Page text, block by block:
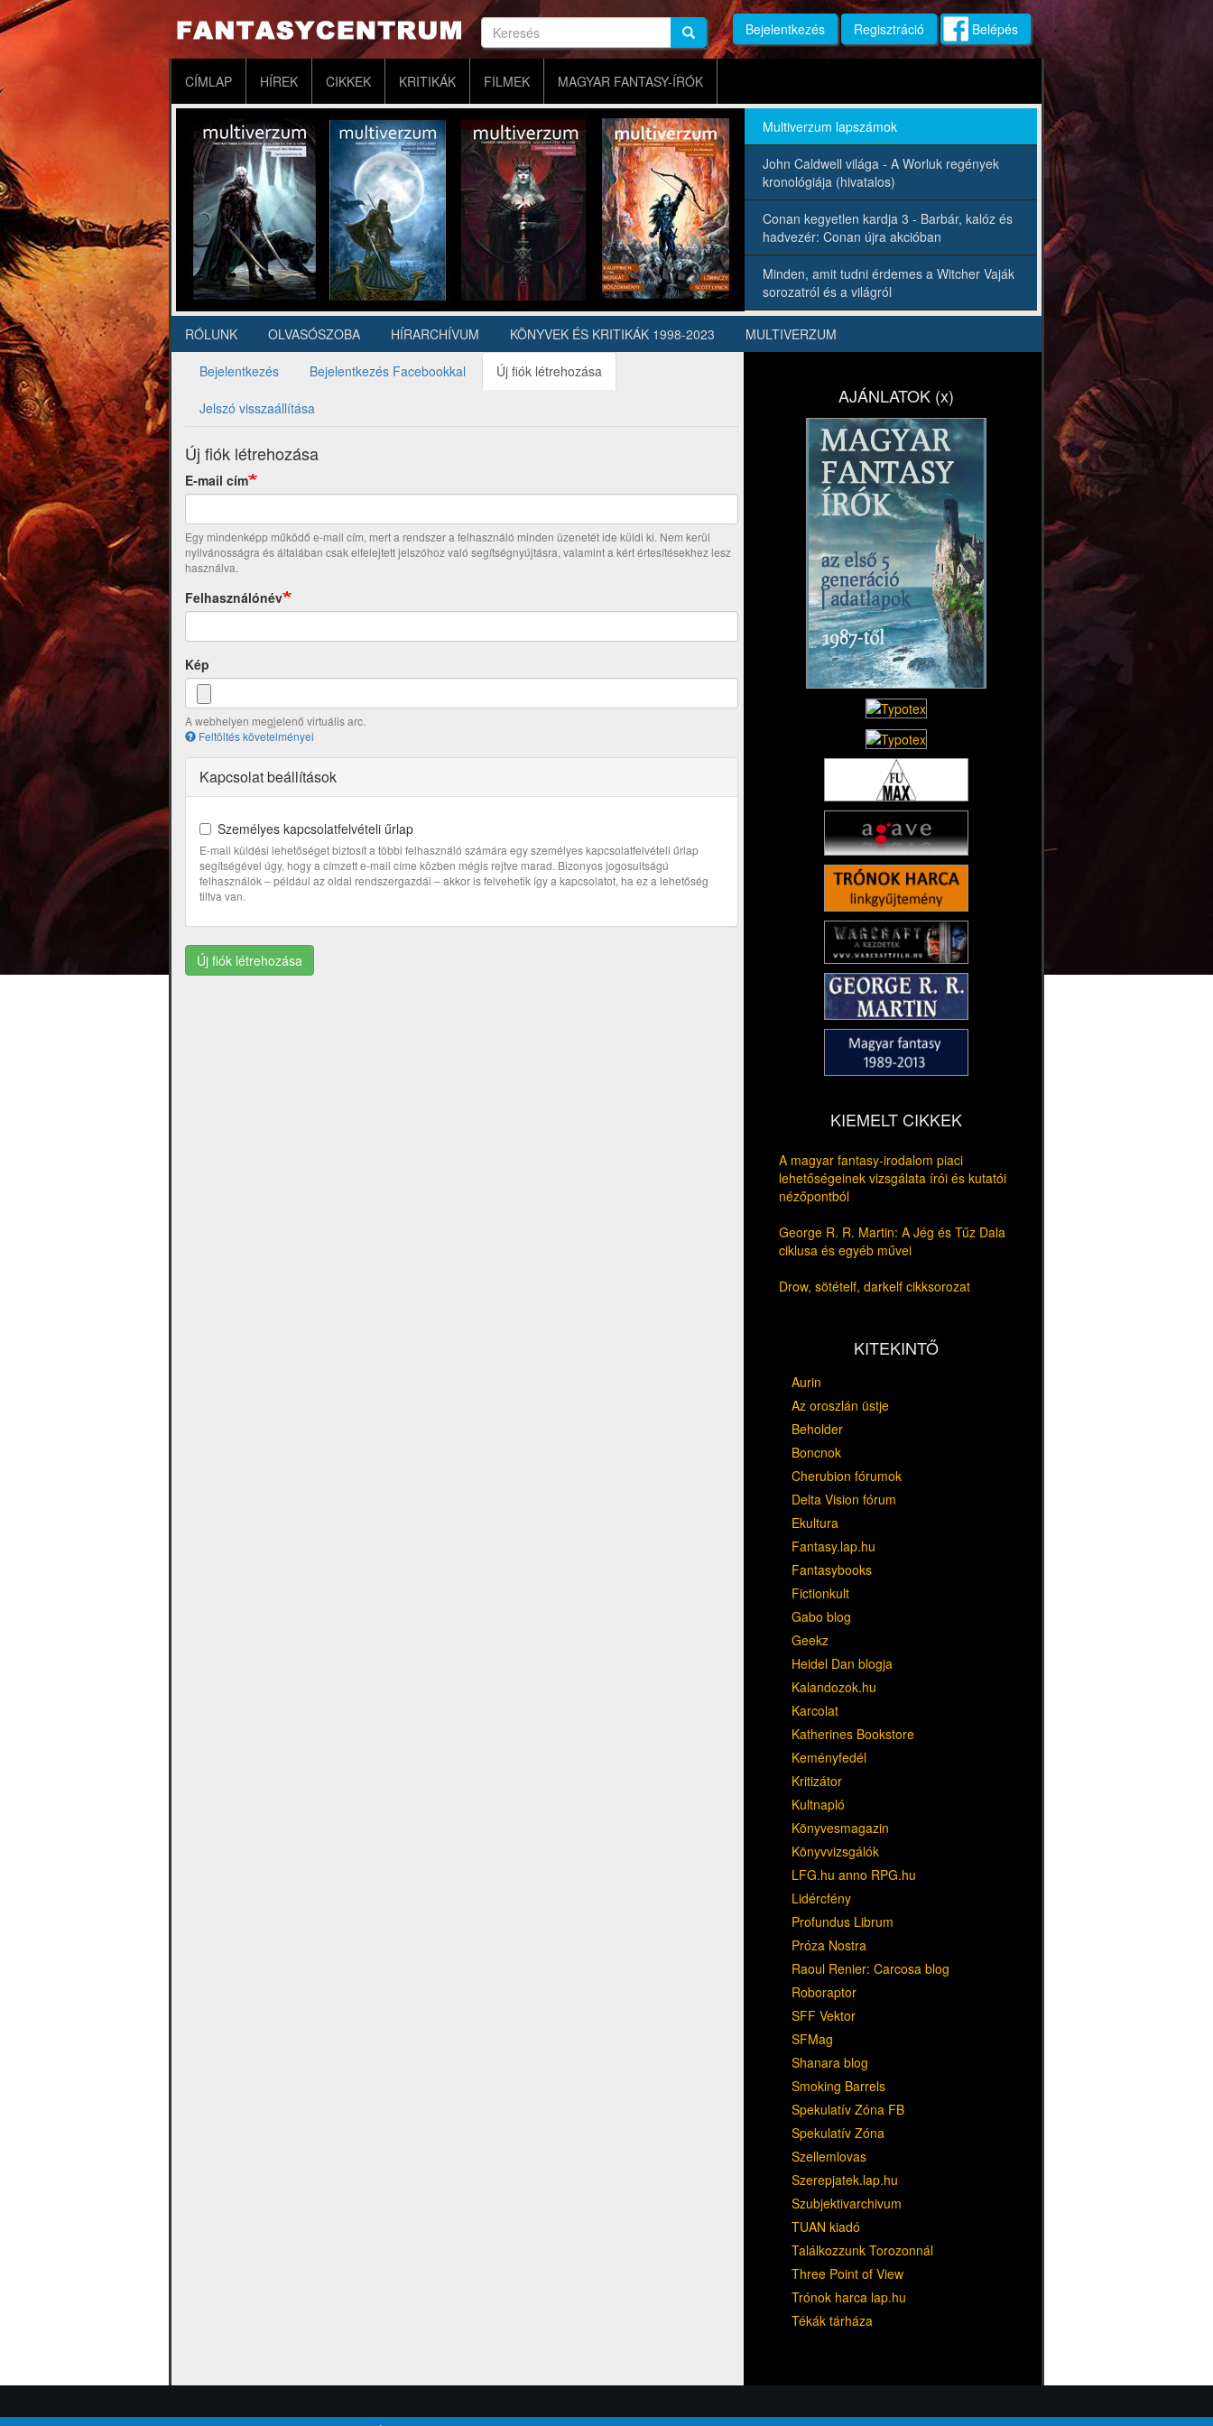
Ugrás
tartalomra
Keresés
Keresés Keresés Bejelentkezés Regisztráció Belépés
Fő
navigáció
CÍMLAP HÍREK CIKKEK KRITIKÁK FILMEK MAGYAR FANTASY-ÍRÓK
Multiverzum lapszámok
John Caldwell világa - A Worluk regények
kronológiája (hivatalos)
Conan kegyetlen kardja 3 - Barbár, kalóz és
hadvezér: Conan újra akcióban
Minden, amit tudni érdemes a Witcher Vaják
sorozatról és a világról
Másodlagos
navigáció
RÓLUNK OLVASÓSZOBA HÍRARCHÍVUM KÖNYVEK ÉS KRITIKÁK 1998-2023 MULTIVERZUM
Elsődleges
Bejelentkezés Bejelentkezés Facebookkal Új fiók létrehozása
Jelszó visszaállítása
Új fiók létrehozása
E-mail cím
Egy mindenképp működő e-mail cím, mert a rendszer a felhasználó minden üzenetét ide küldi ki. Nem kerül
nyilvánosságra és általában csak elfelejtett jelszóhoz való segítségnyújtásra, valamint a kért értesítésekhez lesz
használva.
Felhasználónév
Kép
A webhelyen megjelenő virtuális arc.
Feltöltés követelményei
Kapcsolat beállítások
Személyes kapcsolatfelvételi űrlap
E-mail küldési lehetőséget biztosít a többi felhasználó számára egy személyes kapcsolatfelvételi űrlap
segítségével úgy, hogy a címzett e-mail címe közben mégis rejtve marad. Bizonyos jogosultságú
felhasználók – például az oldal rendszergazdái – akkor is felvehetik így a kapcsolatot, ha ez a lehetőség
tiltva van.
Új fiók létrehozása
AJÁNLATOK (x)
KIEMELT CIKKEK
A magyar fantasy-irodalom piaci
lehetőségeinek vizsgálata írói és kutatói
nézőpontból
George R. R. Martin: A Jég és Tűz Dala
ciklusa és egyéb művei
Drow, sötételf, darkelf cikksorozat
KITEKINTŐ
Aurin
Az oroszlán üstje
Beholder
Boncnok
Cherubion fórumok
Delta Vision fórum
Ekultura
Fantasy.lap.hu
Fantasybooks
Fictionkult
Gabo blog
Geekz
Heidel Dan blogja
Kalandozok.hu
Karcolat
Katherines Bookstore
Keményfedél
Kritizátor
Kultnapló
Könyvesmagazin
Könyvvizsgálók
LFG.hu anno RPG.hu
Lidércfény
Profundus Librum
Próza Nostra
Raoul Renier: Carcosa blog
Roboraptor
SFF Vektor
SFMag
Shanara blog
Smoking Barrels
Spekulatív Zóna FB
Spekulatív Zóna
Szellemlovas
Szerepjatek.lap.hu
Szubjektivarchivum
TUAN kiadó
Találkozzunk Torozonnál
Three Point of View
Trónok harca lap.hu
Tékák tárháza